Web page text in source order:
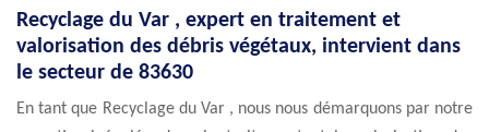
Recyclage du Var , expert en traitement et
valorisation des débris végétaux, intervient dans
le secteur de 83630
En tant que Recyclage du Var , nous nous démarquons par notre